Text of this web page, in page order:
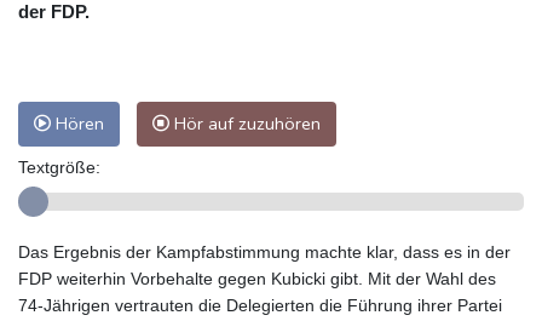
der FDP.
Hören Hör auf zuzuhören
Textgröße:
Das Ergebnis der Kampfabstimmung machte klar, dass es in der
FDP weiterhin Vorbehalte gegen Kubicki gibt. Mit der Wahl des
74-Jährigen vertrauten die Delegierten die Führung ihrer Partei